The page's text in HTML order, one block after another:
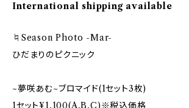
International shipping available
♮Season Photo -Mar-
ひだまりのピクニック
~夢咲あむ~ブロマイド(1セット3枚)
1セット¥1,100(A,B,C)※税込価格